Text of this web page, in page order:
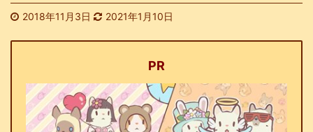
2018年11月3日 2021年1月10日
PR